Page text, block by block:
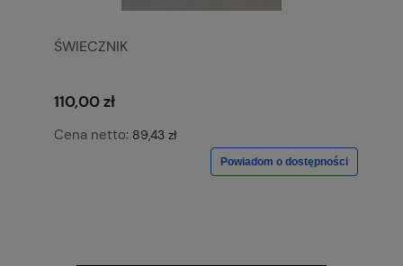
ŚWIECZNIK
110,00 zł
Cena netto: 89,43 zł
Powiadom o dostępności